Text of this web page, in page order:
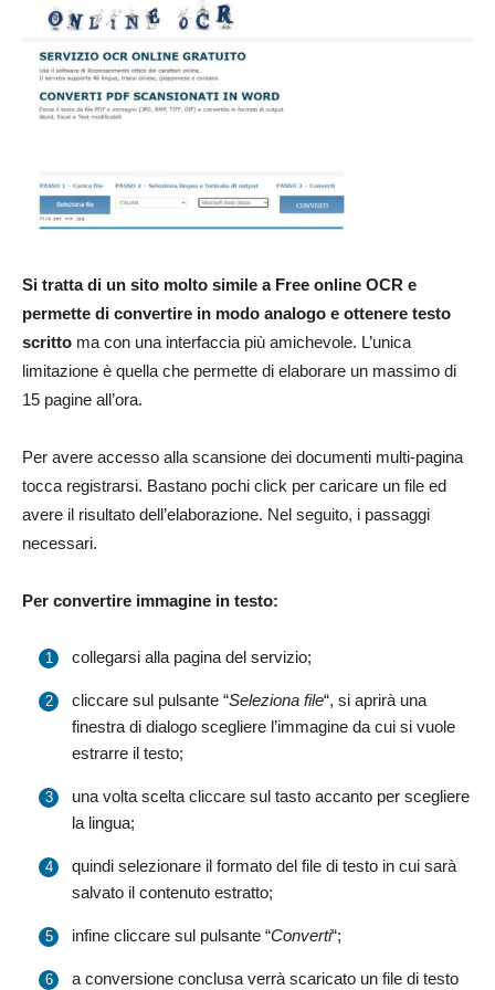
Si tratta di un sito molto simile a Free online OCR e
permette di convertire in modo analogo e ottenere testo
scritto ma con una interfaccia più amichevole. L’unica
limitazione è quella che permette di elaborare un massimo di
15 pagine all’ora.
Per avere accesso alla scansione dei documenti multi-pagina
tocca registrarsi. Bastano pochi click per caricare un file ed
avere il risultato dell’elaborazione. Nel seguito, i passaggi
necessari.
Per convertire immagine in testo:
collegarsi alla pagina del servizio;
cliccare sul pulsante “Seleziona file“, si aprirà una
finestra di dialogo scegliere l’immagine da cui si vuole
estrarre il testo;
una volta scelta cliccare sul tasto accanto per scegliere
la lingua;
quindi selezionare il formato del file di testo in cui sarà
salvato il contenuto estratto;
infine cliccare sul pulsante “Converti“;
a conversione conclusa verrà scaricato un file di testo